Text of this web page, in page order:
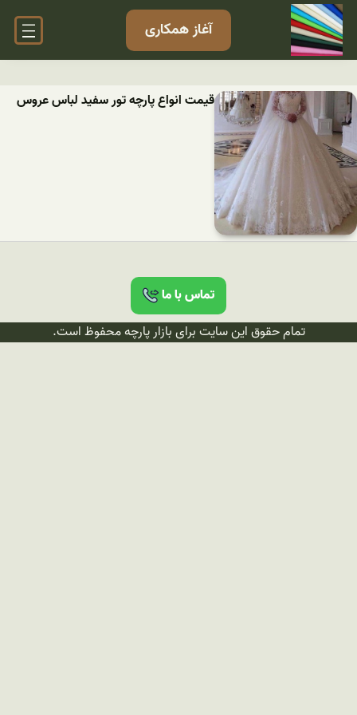
آغاز همکاری
قیمت انواع پارچه تور سفید لباس عروس
تماس با ما
تمام حقوق این سایت برای بازار پارچه محفوظ است.